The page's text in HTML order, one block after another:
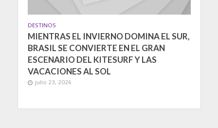
DESTINOS
MIENTRAS EL INVIERNO DOMINA EL SUR,
BRASIL SE CONVIERTE EN EL GRAN
ESCENARIO DEL KITESURF Y LAS
VACACIONES AL SOL
julio 23, 2026